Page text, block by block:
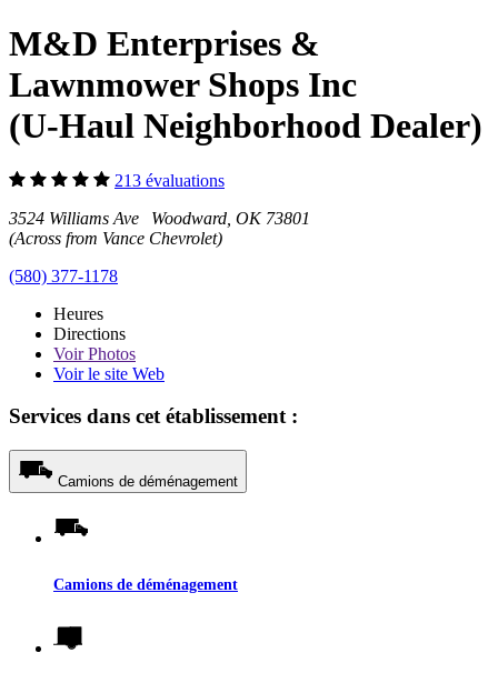
M&D Enterprises &
Lawnmower Shops Inc
(U-Haul Neighborhood Dealer)
213 évaluations
3524 Williams Ave Woodward, OK 73801
(Across from Vance Chevrolet)
(580) 377-1178
Heures
Directions
VoirPhotos
Voir le site Web
Services dans cet établissement :
Camions de déménagement
Camions de déménagement